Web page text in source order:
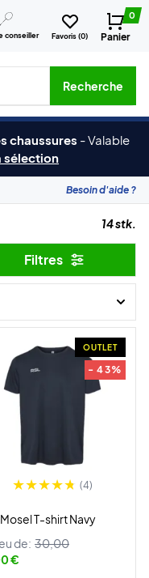
conseiller Favoris (0)
0
Panier
marques, etc.
Recherche
chaussures -Valable
sélection
Besoin d'aide ?
14 stk.
Filtres
OUTLET
- 43%
(4)
Mosel T-shirt Navy
de: 30,00
€